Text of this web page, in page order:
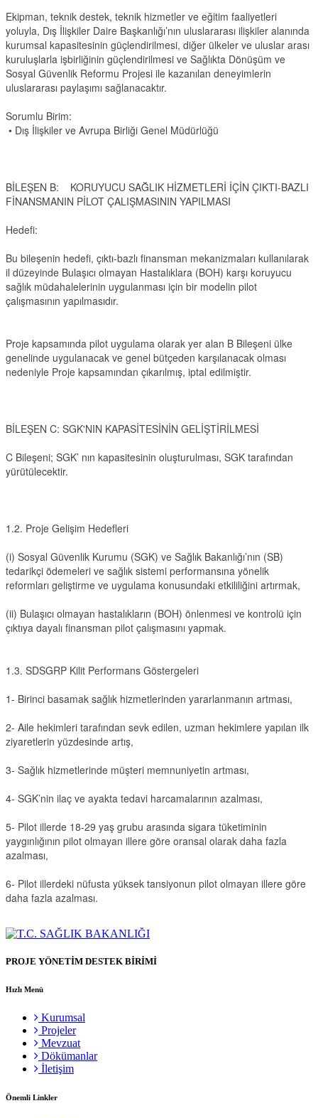
Ekipman, teknik destek, teknik hizmetler ve eğitim faaliyetleri
yoluyla, Dış İlişkiler Daire Başkanlığı’nın uluslararası ilişkiler alanında
kurumsal kapasitesinin güçlendirilmesi, diğer ülkeler ve uluslar arası
kuruluşlarla işbirliğinin güçlendirilmesi ve Sağlıkta Dönüşüm ve
Sosyal Güvenlik Reformu Projesi ile kazanılan deneyimlerin
uluslararası paylaşımı sağlanacaktır.
Sorumlu Birim:
• Dış İlişkiler ve Avrupa Birliği Genel Müdürlüğü
BİLEŞEN B: KORUYUCU SAĞLIK HİZMETLERİ İÇİN ÇIKTI-BAZLI
FİNANSMANIN PİLOT ÇALIŞMASININ YAPILMASI
Hedefi:
Bu bileşenin hedefi, çıktı-bazlı finansman mekanizmaları kullanılarak
il düzeyinde Bulaşıcı olmayan Hastalıklara (BOH) karşı koruyucu
sağlık müdahalelerinin uygulanması için bir modelin pilot
çalışmasının yapılmasıdır.
Proje kapsamında pilot uygulama olarak yer alan B Bileşeni ülke
genelinde uygulanacak ve genel bütçeden karşılanacak olması
nedeniyle Proje kapsamından çıkarılmış, iptal edilmiştir.
BİLEŞEN C: SGK'NIN KAPASİTESİNİN GELİŞTİRİLMESİ
C Bileşeni; SGK’ nın kapasitesinin oluşturulması, SGK tarafından
yürütülecektir.
1.2. Proje Gelişim Hedefleri
(i) Sosyal Güvenlik Kurumu (SGK) ve Sağlık Bakanlığı’nın (SB)
tedarikçi ödemeleri ve sağlık sistemi performansına yönelik
reformları geliştirme ve uygulama konusundaki etkililiğini artırmak,
(ii) Bulaşıcı olmayan hastalıkların (BOH) önlenmesi ve kontrolü için
çıktıya dayalı finansman pilot çalışmasını yapmak.
1.3. SDSGRP Kilit Performans Göstergeleri
1- Birinci basamak sağlık hizmetlerinden yararlanmanın artması,
2- Aile hekimleri tarafından sevk edilen, uzman hekimlere yapılan ilk
ziyaretlerin yüzdesinde artış,
3- Sağlık hizmetlerinde müşteri memnuniyetin artması,
4- SGK’nin ilaç ve ayakta tedavi harcamalarının azalması,
5- Pilot illerde 18-29 yaş grubu arasında sigara tüketiminin
yaygınlığının pilot olmayan illere göre oransal olarak daha fazla
azalması,
6- Pilot illerdeki nüfusta yüksek tansiyonun pilot olmayan illere göre
daha fazla azalması.
PROJE YÖNETİM DESTEK BİRİMİ
Hızlı Menü
Kurumsal
Projeler
Mevzuat
Dökümanlar
İletişim
Önemli Linkler